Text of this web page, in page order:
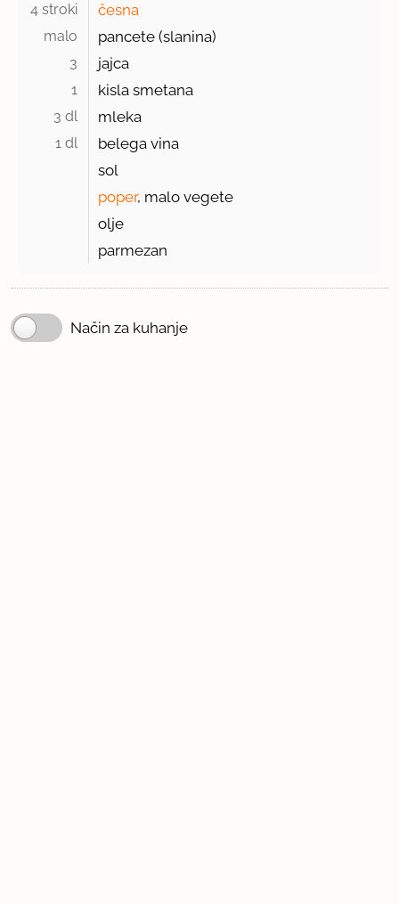
4 stroki česna
malo pancete (slanina)
3 jajca
1 kisla smetana
3 dl mleka
1 dl
belega vina
sol
poper, malo vegete
olje
parmezan
Način za kuhanje